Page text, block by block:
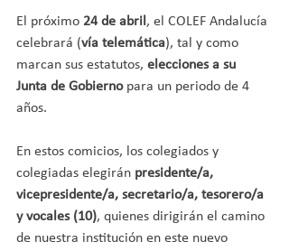
El próximo 24 de abril , el COLEF Andalucía
celebrará (vía telemática), tal y como
marcan sus estatutos, elecciones a su
Junta de Gobierno para un periodo de 4
años.
En estos comicios, los colegiados y
colegiadas elegirán presidente/a,
vicepresidente/a, secretario/a, tesorero/a
y vocales (10), quienes dirigirán el camino
de nuestra institución en este nuevo